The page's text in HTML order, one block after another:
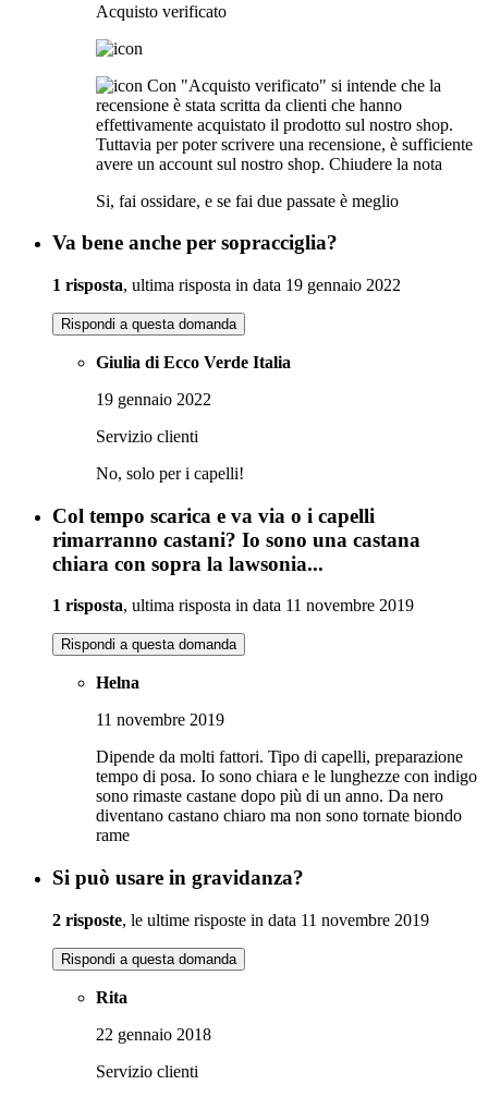
Acquisto verificato
Con "Acquisto verificato" si intende che la
recensione è stata scritta da clienti che hanno
effettivamente acquistato il prodotto sul nostro shop.
Tuttavia per poter scrivere una recensione, è sufficiente
avere un account sul nostro shop. Chiudere la nota
Si, fai ossidare, e se fai due passate è meglio
Va bene anche per sopracciglia?
1 risposta, ultima risposta in data 19 gennaio 2022
Rispondi a questa domanda
Giulia di Ecco Verde Italia
19 gennaio 2022
Servizio clienti
No, solo per i capelli!
Col tempo scarica e va via o i capelli
rimarranno castani? Io sono una castana
chiara con sopra la lawsonia...
1 risposta, ultima risposta in data 11 novembre 2019
Rispondi a questa domanda
Helna
11 novembre 2019
Dipende da molti fattori. Tipo di capelli, preparazione
tempo di posa. Io sono chiara e le lunghezze con indigo
sono rimaste castane dopo più di un anno. Da nero
diventano castano chiaro ma non sono tornate biondo
rame
Si può usare in gravidanza?
2 risposte, le ultime risposte in data 11 novembre 2019
Rispondi a questa domanda
Rita
22 gennaio 2018
Servizio clienti